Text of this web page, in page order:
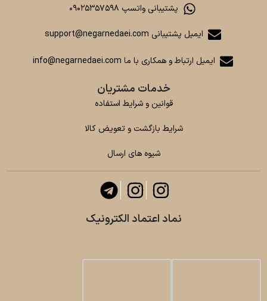
پشتیبانی واتسپ ۰۹۰۲۵۳۵۷۵۹۸
ایمیل پشتیبانی support@negarnedaei.com
ایمیل ارتباط و همکاری با ما info@negarnedaei.com
خدمات مشتریان
قوانین و شرایط استفاده
شرایط بازگشت و تعویض کالا
شیوه های ارسال
نماد اعتماد الکترونیک